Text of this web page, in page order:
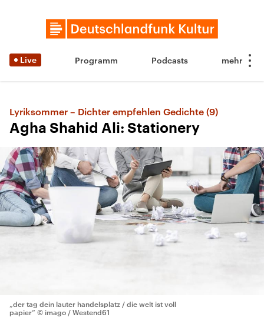
Live Programm Podcasts
Lyriksommer – Dichter empfehlen Gedichte (9)
Agha Shahid Ali: Stationery
„der tag dein lauter handelsplatz / die welt ist voll
papier“ © imago / Westend61